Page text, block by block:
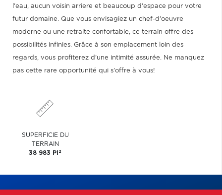
l'eau, aucun voisin arriere et beaucoup d'espace pour votre
futur domaine. Que vous envisagiez un chef-d'oeuvre
moderne ou une retraite confortable, ce terrain offre des
possibilités infinies. Grâce à son emplacement loin des
regards, vous profiterez d'une intimité assurée. Ne manquez
pas cette rare opportunité qui s'offre à vous!
SUPERFICIE DU
TERRAIN
38 983 PI 2